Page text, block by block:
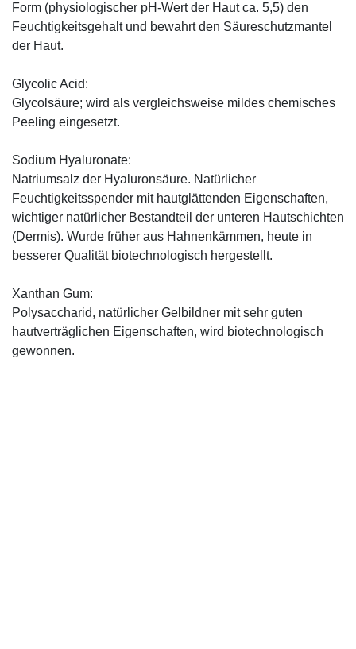
Form (physiologischer pH-Wert der Haut ca. 5,5) den
Feuchtigkeitsgehalt und bewahrt den Säureschutzmantel
der Haut.
Glycolic Acid:
Glycolsäure; wird als vergleichsweise mildes chemisches
Peeling eingesetzt.
Sodium Hyaluronate:
Natriumsalz der Hyaluronsäure. Natürlicher
Feuchtigkeitsspender mit hautglättenden Eigenschaften,
wichtiger natürlicher Bestandteil der unteren Hautschichten
(Dermis). Wurde früher aus Hahnenkämmen, heute in
besserer Qualität biotechnologisch hergestellt.
Xanthan Gum:
Polysaccharid, natürlicher Gelbildner mit sehr guten
hautverträglichen Eigenschaften, wird biotechnologisch
gewonnen.